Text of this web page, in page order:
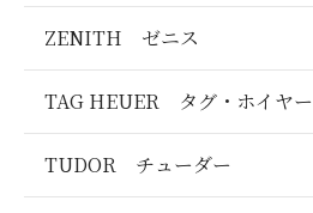
ZENITH ゼニス
TAG HEUER タグ・ホイヤー
TUDOR チューダー